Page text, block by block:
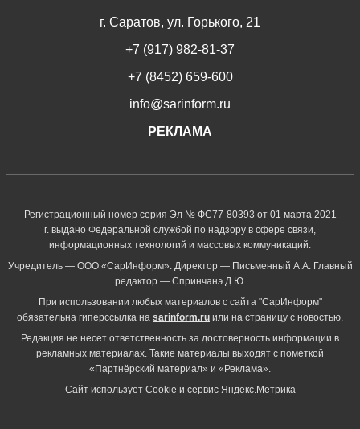
г. Саратов, ул. Горького, 21
+7 (917) 982-81-37
+7 (8452) 659-600
info@sarinform.ru
РЕКЛАМА
Регистрационный номер серия Эл № ФС77-80393 от 01 марта 2021
г. выдано Федеральной службой по надзору в сфере связи,
информационных технологий и массовых коммуникаций.
Учредитель — ООО «СарИнформ». Директор — Письменный А.А. Главный
редактор — Спринчанэ Д.Ю.
При использовании любых материалов с сайта "СарИнформ"
обязательна гиперссылка на sarinform.ru или на страницу с новостью.
Редакция не несет ответственность за достоверность информации в
рекламных материалах. Такие материалы выходят с пометкой
«Партнёрский материал» и «Реклама».
Сайт использует Cookie и сервиc Яндекс.Метрика